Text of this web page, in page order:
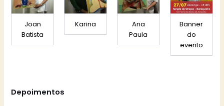
Joan
Batista
Karina
Ana
Paula
Banner
do
evento
Depoimentos